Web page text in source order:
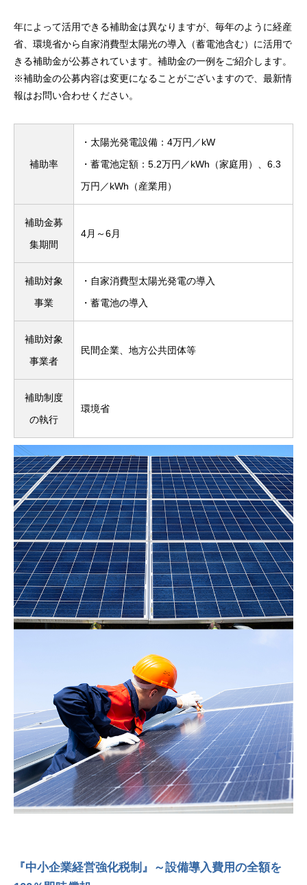
年によって活用できる補助金は異なりますが、毎年のように経産
省、環境省から自家消費型太陽光の導入（蓄電池含む）に活用で
きる補助金が公募されています。補助金の一例をご紹介します。
※補助金の公募内容は変更になることがございますので、最新情
報はお問い合わせください。
補助率
・太陽光発電設備：4万円／kW
・蓄電池定額：5.2万円／kWh（家庭用）、6.3
万円／kWh（産業用）
補助金募
集期間
4月～6月
補助対象
事業
・自家消費型太陽光発電の導入
・蓄電池の導入
補助対象
事業者
民間企業、地方公共団体等
補助制度
の執行
環境省
『中小企業経営強化税制』～設備導入費用の全額を